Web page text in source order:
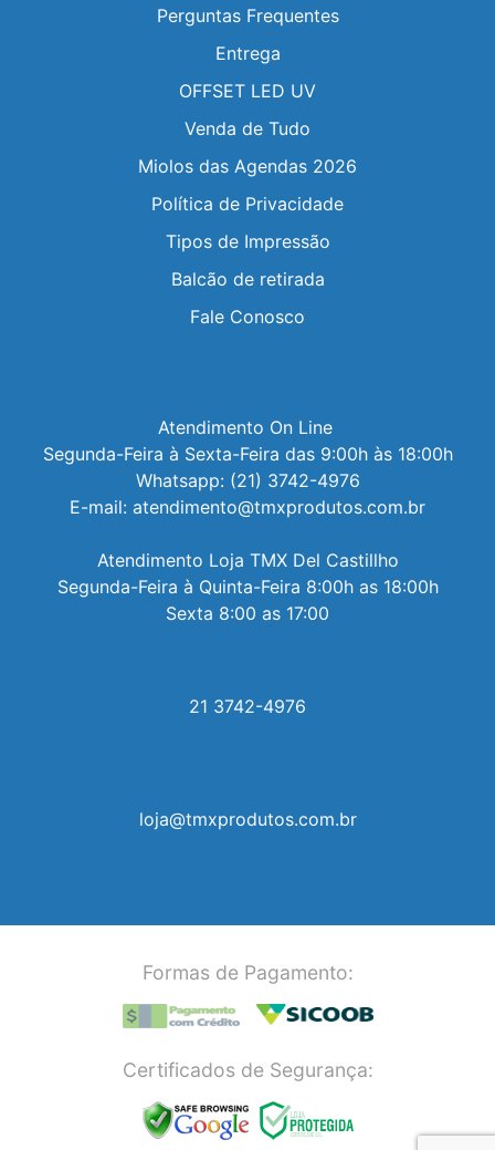
Perguntas Frequentes
Entrega
OFFSET LED UV
Venda de Tudo
Miolos das Agendas 2026
Política de Privacidade
Tipos de Impressão
Balcão de retirada
Fale Conosco
Atendimento On Line
Segunda-Feira à Sexta-Feira das 9:00h às 18:00h
Whatsapp: (21) 3742-4976
E-mail: atendimento@tmxprodutos.com.br
Atendimento Loja TMX Del Castillho
Segunda-Feira à Quinta-Feira 8:00h as 18:00h
Sexta 8:00 as 17:00
21 3742-4976
loja@tmxprodutos.com.br
Formas de Pagamento:
Certificados de Segurança: